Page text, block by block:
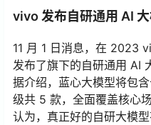
vivo 发布自研通用 AI
11 月 1 日消息，在 2023
发布了旗下的自研通用 AI
据介绍，蓝心大模型将包
级共 5 款，全面覆盖核心
认为，真正好的自研大模